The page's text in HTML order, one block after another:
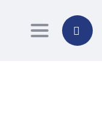
Toggle